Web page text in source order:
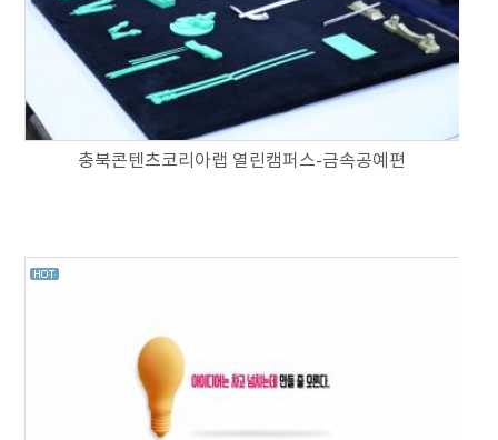
충북콘텐츠코리아랩 열린캠퍼스-금속공예편